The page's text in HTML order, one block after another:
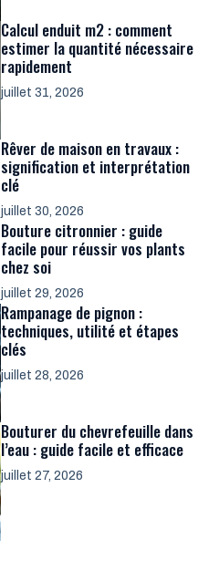
Calcul enduit m2 : comment
estimer la quantité nécessaire
rapidement
juillet 31, 2026
Rêver de maison en travaux :
signification et interprétation
clé
juillet 30, 2026
Bouture citronnier : guide
facile pour réussir vos plants
chez soi
juillet 29, 2026
Rampanage de pignon :
techniques, utilité et étapes
clés
juillet 28, 2026
Bouturer du chevrefeuille dans
l’eau : guide facile et efficace
juillet 27, 2026